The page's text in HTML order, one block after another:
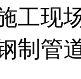
工现
制管